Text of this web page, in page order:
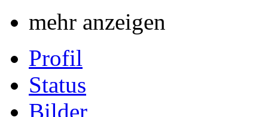
mehr anzeigen
Profil
Status
Bilder